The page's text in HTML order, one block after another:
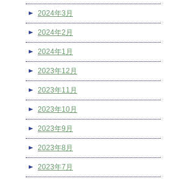
2024年3月
2024年2月
2024年1月
2023年12月
2023年11月
2023年10月
2023年9月
2023年8月
2023年7月